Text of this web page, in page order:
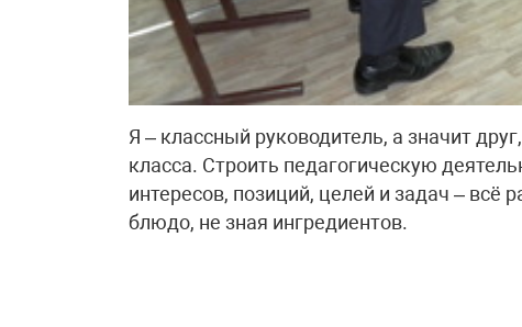
Я – классный руководитель, а значит
класса. Строить педагогическую
интересов, позиций, целей и задач – всё
блюдо, не зная ингредиентов.